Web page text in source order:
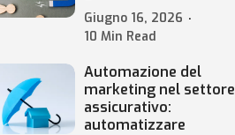
Giugno 16, 2026
10 Min Read
Automazione del
marketing nel settore
assicurativo:
automatizzare